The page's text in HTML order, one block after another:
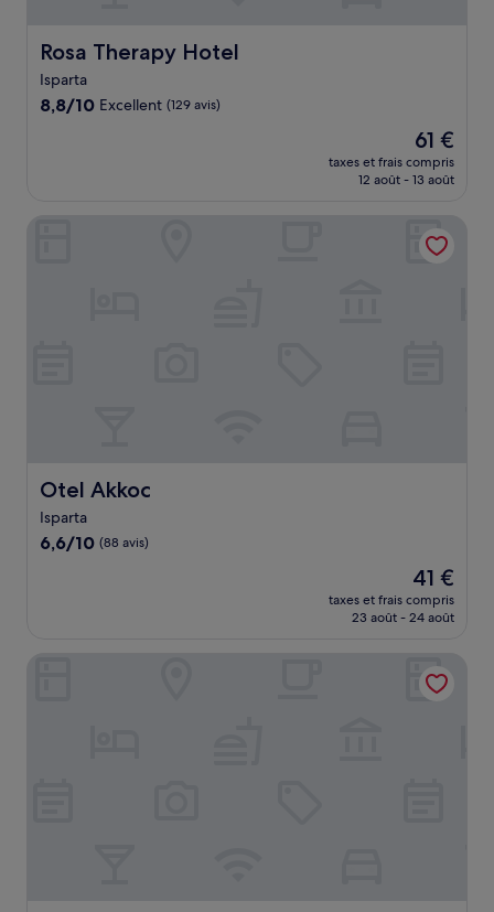
Rosa Therapy Hotel
Rosa Therapy Hotel
Isparta
8.8
8,8/10 Excellent (129 avis)
Le
nouveau
prix
de
61 €
61 €
taxes et frais compris
12 août - 13 août
Otel Akkoc
Otel Akkoc
Isparta
6.6
6,6/10 (88 avis)
Le
nouveau
prix
de
41 €
41 €
taxes et frais compris
23 août - 24 août